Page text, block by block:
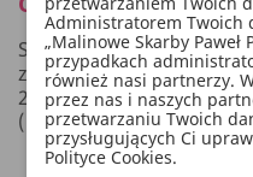
Serwetki papierowe
złotym napisem Bride to
27.5 x 26 cm, wymiary po
(1 op. / 20 szt.)
Administratorem Twoich
„Malinowe Skarby Paweł
przypadkach
również nasi partnerzy.
przez nas i naszych
przetwarzaniu Twoich
przysługujących Ci
Polityce Cookies.